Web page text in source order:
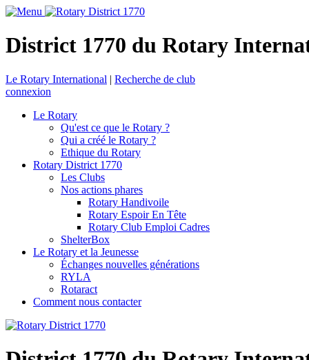
District 1770 du Rotary
Le Rotary International | Recherche de club
connexion
Le Rotary
Qu'est ce que le Rotary ?
Qui a créé le Rotary ?
Ethique du Rotary
Rotary District 1770
Les Clubs
Nos actions phares
Rotary Handivoile
Rotary Espoir En Tête
Rotary Club Emploi Cadres
ShelterBox
Le Rotary et la Jeunesse
Échanges nouvelles générations
RYLA
Rotaract
Comment nous contacter